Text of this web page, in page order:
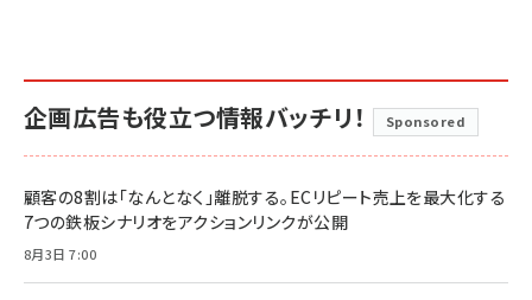
企画広告も役立つ情報バッチリ！ Sponsored
顧客の8割は「なんとなく」離脱する。ECリピート売上を最大化する
7つの鉄板シナリオをアクションリンクが公開
8月3日 7:00